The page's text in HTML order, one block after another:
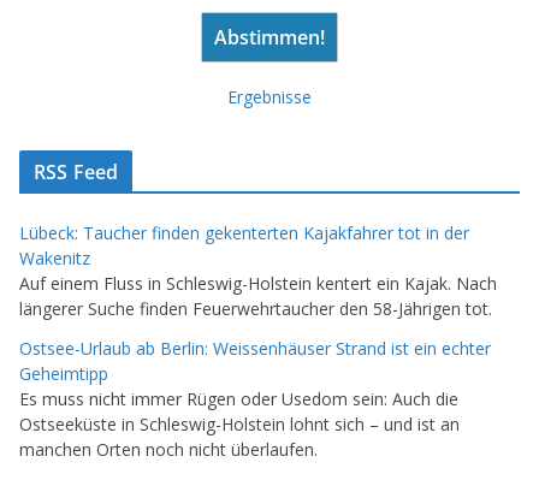
Ergebnisse
RSS Feed
Lübeck: Taucher finden gekenterten Kajakfahrer tot in der
Wakenitz
Auf einem Fluss in Schleswig-Holstein kentert ein Kajak. Nach
längerer Suche finden Feuerwehrtaucher den 58-Jährigen tot.
Ostsee-Urlaub ab Berlin: Weissenhäuser Strand ist ein echter
Geheimtipp
Es muss nicht immer Rügen oder Usedom sein: Auch die
Ostseeküste in Schleswig-Holstein lohnt sich – und ist an
manchen Orten noch nicht überlaufen.